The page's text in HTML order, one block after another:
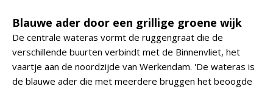
Blauwe ader door een grillige groene wijk
De centrale wateras vormt de ruggengraat die de
verschillende buurten verbindt met de Binnenvliet, het
vaartje aan de noordzijde van Werkendam. 'De wateras is
de blauwe ader die met meerdere bruggen het beoogde